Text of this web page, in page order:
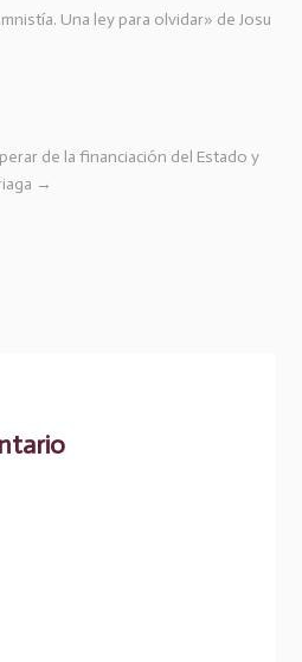
Una ley para olvidar» de Josu
de la financiación del Estado y
→